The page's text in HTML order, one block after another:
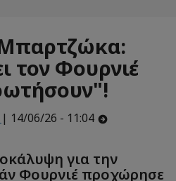
τον Φουρνιέ
| 14/06/26 - 11:04
για την
Φουρνιέ προχώρησε